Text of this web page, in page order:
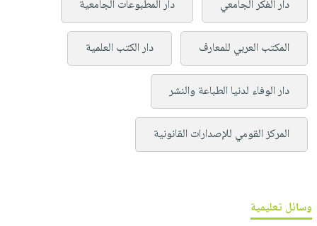
دار الفكر الجامعي دار المطبوعات الجامعية
المكتب العربي للمعارف دار الكتب العلمية
دار الوفاء لدنيا الطباعة والنشر
المركز القومي للإصدارات القانونية
وسائل تعليمية